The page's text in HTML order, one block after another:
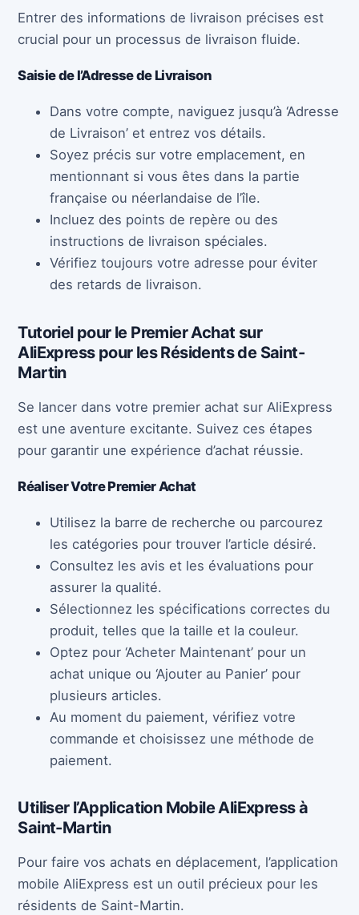
Entrer des informations de livraison précises est
crucial pour un processus de livraison fluide.
Saisie de l’Adresse de Livraison
Dans votre compte, naviguez jusqu’à ‘Adresse
de Livraison’ et entrez vos détails.
Soyez précis sur votre emplacement, en
mentionnant si vous êtes dans la partie
française ou néerlandaise de l’île.
Incluez des points de repère ou des
instructions de livraison spéciales.
Vérifiez toujours votre adresse pour éviter
des retards de livraison.
Tutoriel pour le Premier Achat sur
AliExpress pour les Résidents de Saint-
Martin
Se lancer dans votre premier achat sur AliExpress
est une aventure excitante. Suivez ces étapes
pour garantir une expérience d’achat réussie.
Réaliser Votre Premier Achat
Utilisez la barre de recherche ou parcourez
les catégories pour trouver l’article désiré.
Consultez les avis et les évaluations pour
assurer la qualité.
Sélectionnez les spécifications correctes du
produit, telles que la taille et la couleur.
Optez pour ‘Acheter Maintenant’ pour un
achat unique ou ‘Ajouter au Panier’ pour
plusieurs articles.
Au moment du paiement, vérifiez votre
commande et choisissez une méthode de
paiement.
Utiliser l’Application Mobile AliExpress à
Saint-Martin
Pour faire vos achats en déplacement, l’application
mobile AliExpress est un outil précieux pour les
résidents de Saint-Martin.